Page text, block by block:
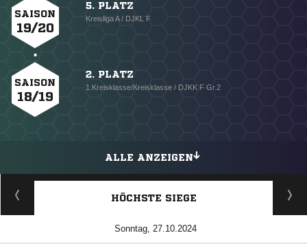
SAISON
19/20
5. PLATZ
Kreisliga A / DJKL F
SAISON
18/19
2. PLATZ
1.Kreisklasse/Kreisklasse / DJKK F Gr.2
ALLE ANZEIGEN
HÖCHSTE SIEGE
Sonntag, 27.10.2024